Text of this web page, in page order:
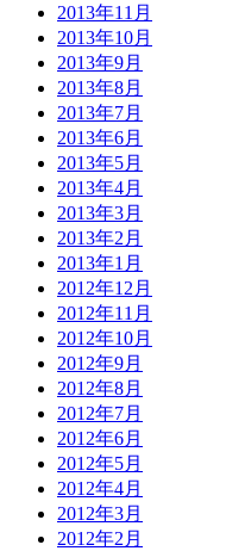
2013年11月
2013年10月
2013年9月
2013年8月
2013年7月
2013年6月
2013年5月
2013年4月
2013年3月
2013年2月
2013年1月
2012年12月
2012年11月
2012年10月
2012年9月
2012年8月
2012年7月
2012年6月
2012年5月
2012年4月
2012年3月
2012年2月